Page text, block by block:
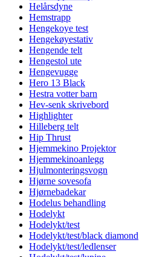
Helårsdyne
Hemstrapp
Hengekoye test
Hengekøyestativ
Hengende telt
Hengestol ute
Hengevugge
Hero 13 Black
Hestra votter barn
Hev-senk skrivebord
Highlighter
Hilleberg telt
Hip Thrust
Hjemmekino Projektor
Hjemmekinoanlegg
Hjulmonteringsvogn
Hjørne sovesofa
Hjørnebadekar
Hodelus behandling
Hodelykt
Hodelykt/test
Hodelykt/test/black diamond
Hodelykt/test/ledlenser